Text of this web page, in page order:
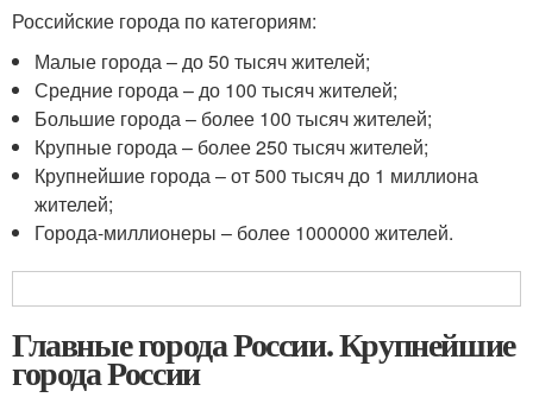
Российские города по категориям:
Малые города – до 50 тысяч жителей;
Средние города – до 100 тысяч жителей;
Большие города – более 100 тысяч жителей;
Крупные города – более 250 тысяч жителей;
Крупнейшие города – от 500 тысяч до 1 миллиона
жителей;
Города-миллионеры – более 1000000 жителей.
Главные города России. Крупнейшие
города России